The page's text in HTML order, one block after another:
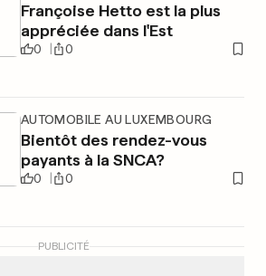
Françoise Hetto est la plus
appréciée dans l'Est
0 0
AUTOMOBILE AU LUXEMBOURG
Bientôt des rendez-vous
payants à la SNCA?
0 0
PUBLICITÉ